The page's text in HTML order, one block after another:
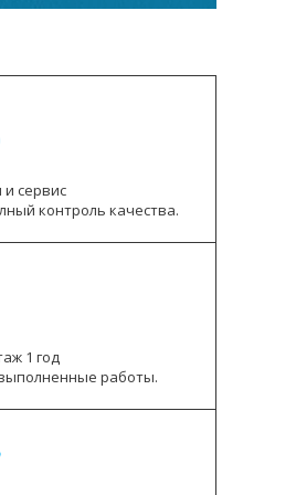
сервис
контроль качества.
1 год
работы.